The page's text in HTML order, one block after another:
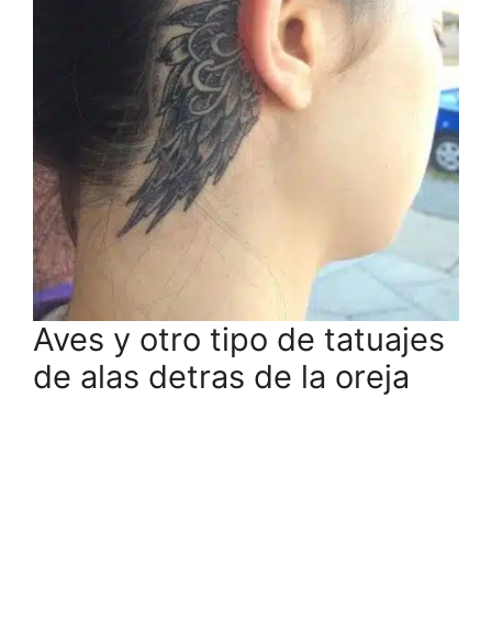
Aves y otro tipo de tatuajes
de alas detras de la oreja